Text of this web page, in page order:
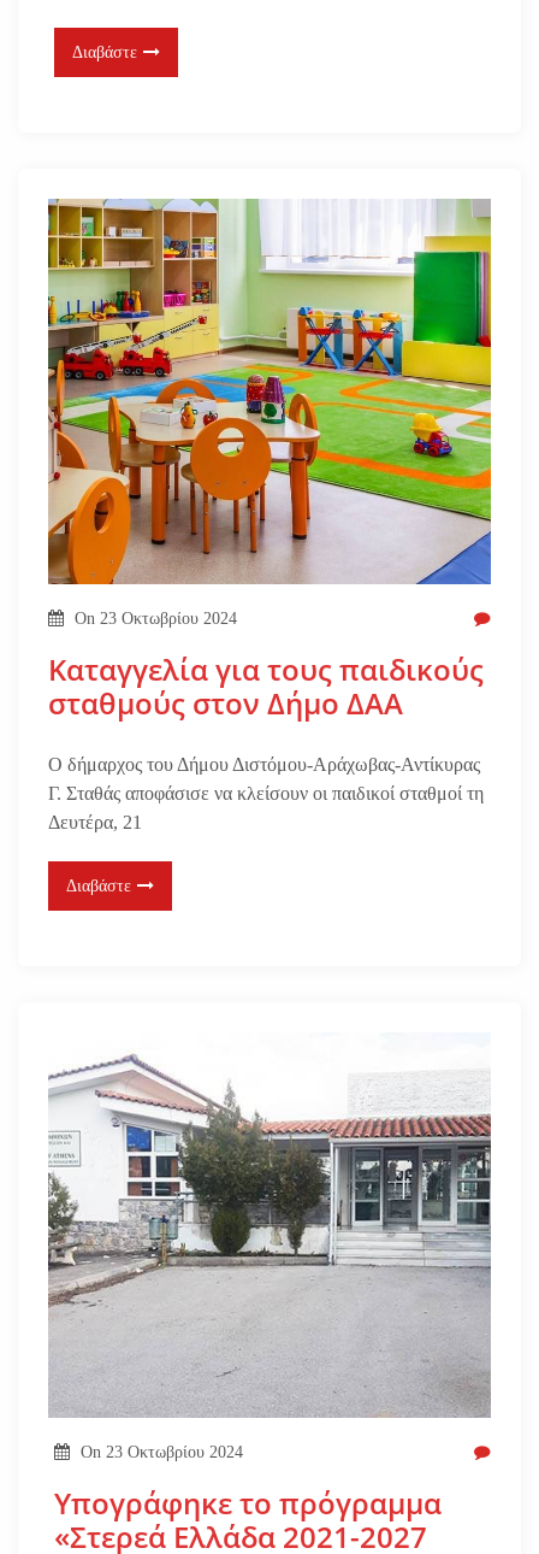
Διαβάστε
On 23 Οκτωβρίου 2024
Καταγγελία για τους παιδικούς
σταθμούς στον Δήμο ΔΑΑ
Ο δήμαρχος του Δήμου Διστόμου-Αράχωβας-Αντίκυρας
Γ. Σταθάς αποφάσισε να κλείσουν οι παιδικοί σταθμοί τη
Δευτέρα, 21
Διαβάστε
On 23 Οκτωβρίου 2024
Υπογράφηκε το πρόγραμμα
«Στερεά Ελλάδα 2021-2027